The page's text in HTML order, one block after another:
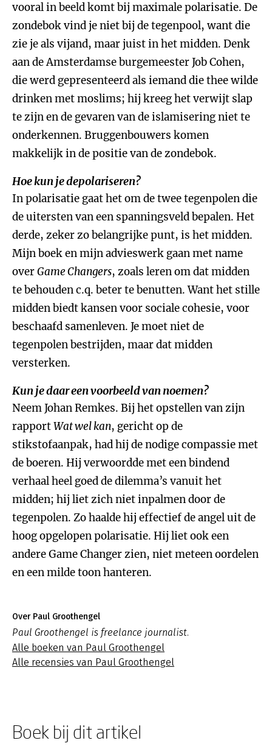
vooral in beeld komt bij maximale polarisatie. De
zondebok vind je niet bij de tegenpool, want die
zie je als vijand, maar juist in het midden. Denk
aan de Amsterdamse burgemeester Job Cohen,
die werd gepresenteerd als iemand die thee wilde
drinken met moslims; hij kreeg het verwijt slap
te zijn en de gevaren van de islamisering niet te
onderkennen. Bruggenbouwers komen
makkelijk in de positie van de zondebok.
Hoe kun je depolariseren?
In polarisatie gaat het om de twee tegenpolen die
de uitersten van een spanningsveld bepalen. Het
derde, zeker zo belangrijke punt, is het midden.
Mijn boek en mijn advieswerk gaan met name
overGame Changers, zoals leren om dat midden
te behouden c.q. beter te benutten. Want het stille
midden biedt kansen voor sociale cohesie, voor
beschaafd samenleven. Je moet niet de
tegenpolen bestrijden, maar dat midden
versterken.
Kun je daar een voorbeeld van noemen?
Neem Johan Remkes. Bij het opstellen van zijn
rapportWat wel kan, gericht op de
stikstofaanpak, had hij de nodige compassie met
de boeren. Hij verwoordde met een bindend
verhaal heel goed de dilemma’s vanuit het
midden; hij liet zich niet inpalmen door de
tegenpolen. Zo haalde hij effectief de angel uit de
hoog opgelopen polarisatie. Hij liet ook een
andere Game Changer zien, niet meteen oordelen
en een milde toon hanteren.
Over Paul Groothengel
Paul Groothengel is freelance journalist.
Alle boeken van Paul Groothengel
Alle recensies van Paul Groothengel
Boek bij dit artikel